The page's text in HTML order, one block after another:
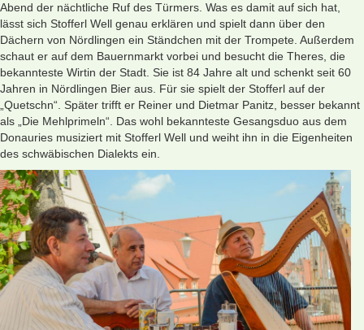
Abend der nächtliche Ruf des Türmers. Was es damit auf sich hat,
lässt sich Stofferl Well genau erklären und spielt dann über den
Dächern von Nördlingen ein Ständchen mit der Trompete. Außerdem
schaut er auf dem Bauernmarkt vorbei und besucht die Theres, die
bekannteste Wirtin der Stadt. Sie ist 84 Jahre alt und schenkt seit 60
Jahren in Nördlingen Bier aus. Für sie spielt der Stofferl auf der
„Quetschn“. Später trifft er Reiner und Dietmar Panitz, besser bekannt
als „Die Mehlprimeln“. Das wohl bekannteste Gesangsduo aus dem
Donauries musiziert mit Stofferl Well und weiht ihn in die Eigenheiten
des schwäbischen Dialekts ein.